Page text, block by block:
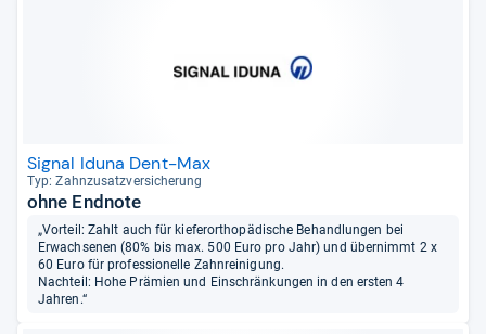
Signal Iduna Dent-Max
Typ: Zahn­zu­satz­ver­si­che­rung
ohne Endnote
„Vorteil: Zahlt auch für kieferorthopädische Behandlungen bei
Erwachsenen (80% bis max. 500 Euro pro Jahr) und übernimmt 2 x
60 Euro für professionelle Zahnreinigung.
Nachteil: Hohe Prämien und Einschränkungen in den ersten 4
Jahren.“